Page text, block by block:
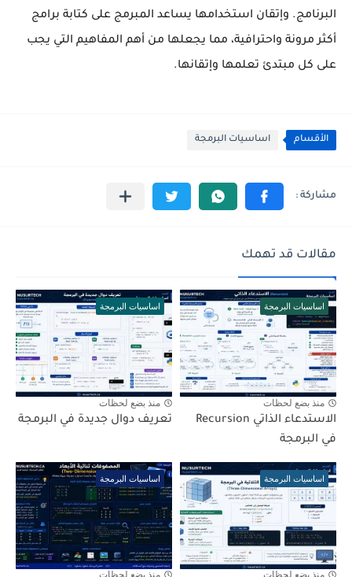
البرنامج. وإتقان استخدامها يساعد المبرمج على كتابة برامج
أكثر مرونة واحترافية، مما يجعلها من أهم المفاهيم التي يجب
على كل مبتدئ تعلمها وإتقانها.
الأقسام اساسيات البرمجة
مقالات قد تهمك
اساسيات البرمجة
منذ بضع لحظات
الاستدعاء الذاتي Recursion
في البرمجة
اساسيات البرمجة
منذ بضع لحظات
تعريف دوال جديدة في البرمجة
اساسيات البرمجة
منذ بضع لحظات
اساسيات البرمجة
منذ بضع لحظات